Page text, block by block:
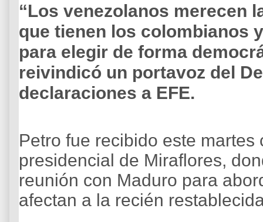
“Los venezolanos merecen
que tienen los colombianos
para elegir de forma
reivindicó un portavoz del
declaraciones a EFE.
Petro fue recibido este
presidencial de Miraflores,
reunión con Maduro para
afectan a la recién